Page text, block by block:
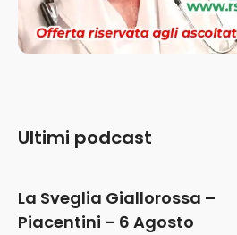
Ultimi podcast
La Sveglia Giallorossa –
Piacentini – 6 Agosto